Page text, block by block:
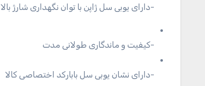
-دارای یوبی سل ژاپن با توان نگهداری شارژ بالا
-کیفیت و ماندگاری طولانی مدت
-دارای نشان یوبی سل بابارکد اختصاصی کالا